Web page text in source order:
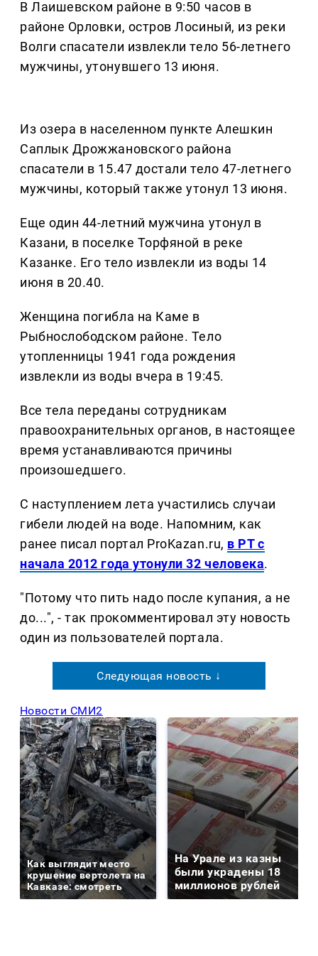
В Лаишевском районе в 9:50 часов в
районе Орловки, остров Лосиный, из реки
Волги спасатели извлекли тело 56-летнего
мужчины, утонувшего 13 июня.
Из озера в населенном пункте Алешкин
Саплык Дрожжановского района
спасатели в 15.47 достали тело 47-летнего
мужчины, который также утонул 13 июня.
Еще один 44-летний мужчина утонул в
Казани, в поселке Торфяной в реке
Казанке. Его тело извлекли из воды 14
июня в 20.40.
Женщина погибла на Каме в
Рыбнослободском районе. Тело
утопленницы 1941 года рождения
извлекли из воды вчера в 19:45.
Все тела переданы сотрудникам
правоохранительных органов, в настоящее
время устанавливаются причины
произошедшего.
С наступлением лета участились случаи
гибели людей на воде. Напомним, как
ранее писал портал ProKazan.ru, в РТ с
начала 2012 года утонули 32 человека.
"Потому что пить надо после купания, а не
до...", - так прокомментировал эту новость
один из пользователей портала.
Следующая новость ↓
Новости СМИ2
Как выглядит место
крушение вертолета на
Кавказе: смотреть
На Урале из казны
были украдены 18
миллионов рублей